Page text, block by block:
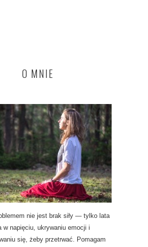
O MNIE
nie jest brak siły — tylko lata
w napięciu, ukrywaniu emocji i
się, żeby przetrwać. Pomagam